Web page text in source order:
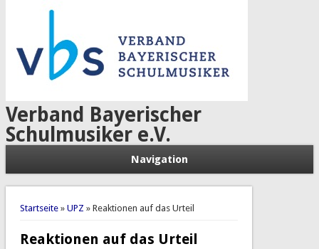
Verband Bayerischer
Schulmusiker e.V.
Navigation
Sie sind hier
Startseite» UPZ » Reaktionen auf das Urteil
Reaktionen auf das Urteil